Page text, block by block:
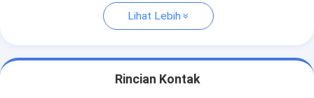
Lihat Lebih
Rincian Kontak